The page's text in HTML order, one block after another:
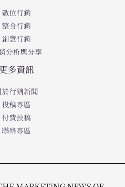
數位行銷
整合行銷
創意行銷
分析與分享
更多資訊
於行銷新聞
投稿專區
付費投稿
聯絡專區